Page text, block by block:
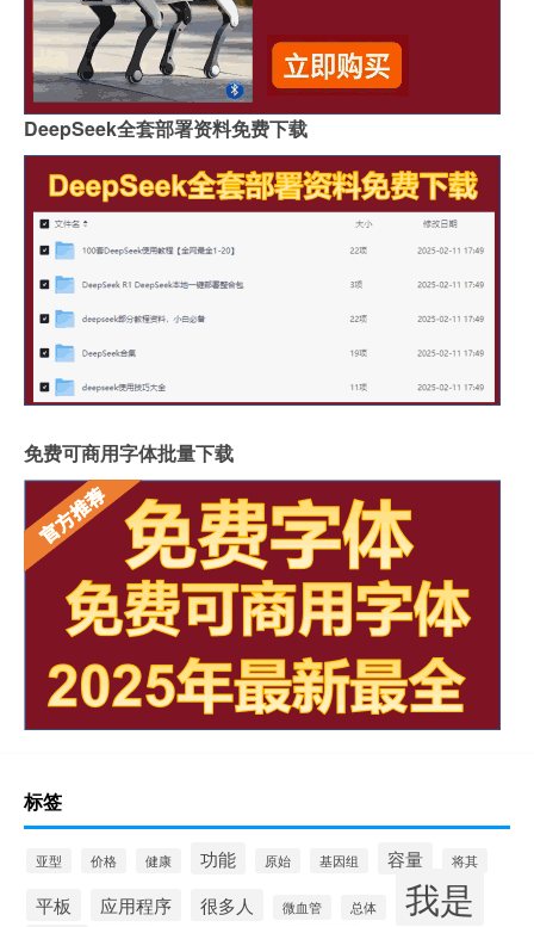
DeepSeek全套部署资料免费下载
免费可商用字体批量下载
标签
亚型 价格 健康 功能 原始 基因组 容量 将其
平板 应用程序 很多人 微血管 总体 我是